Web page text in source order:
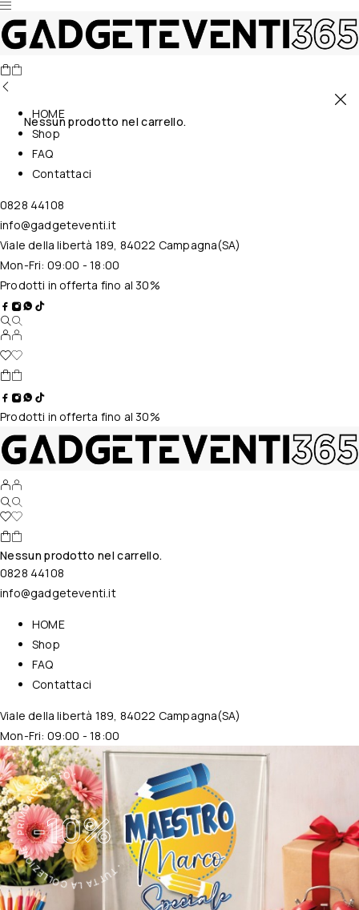
Nessun prodotto nel carrello.
HOME
Shop
FAQ
Contattaci
0828 44108
info@gadgeteventi.it
Viale della libertà 189, 84022 Campagna(SA)
Mon-Fri: 09:00 - 18:00
Prodotti in offerta fino al 30%
Prodotti in offerta fino al 30%
Nessun prodotto nel carrello.
0828 44108
info@gadgeteventi.it
HOME
Shop
FAQ
Contattaci
Viale della libertà 189, 84022 Campagna(SA)
Mon-Fri: 09:00 - 18:00
-10%
・TUTTA LA COLLEZIONE・PRIMO ACQUISTO・